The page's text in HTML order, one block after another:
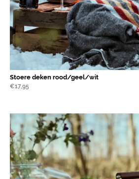
Stoere deken rood/geel/wit
€17,95